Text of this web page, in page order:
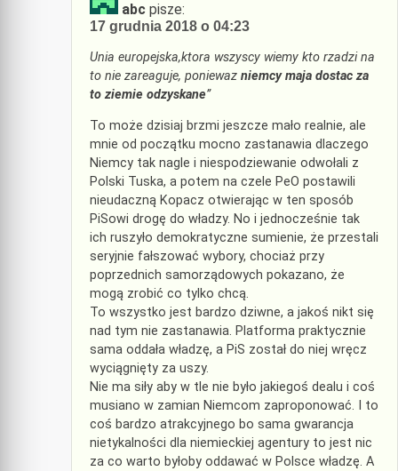
abc pisze:
17 grudnia 2018 o 04:23
Unia europejska,ktora wszyscy wiemy kto rzadzi na
to nie zareaguje, poniewaz niemcy maja dostac za
to ziemie odzyskane”
To może dzisiaj brzmi jeszcze mało realnie, ale
mnie od początku mocno zastanawia dlaczego
Niemcy tak nagle i niespodziewanie odwołali z
Polski Tuska, a potem na czele PeO postawili
nieudaczną Kopacz otwierając w ten sposób
PiSowi drogę do władzy. No i jednocześnie tak
ich ruszyło demokratyczne sumienie, że przestali
seryjnie fałszować wybory, chociaż przy
poprzednich samorządowych pokazano, że
mogą zrobić co tylko chcą.
To wszystko jest bardzo dziwne, a jakoś nikt się
nad tym nie zastanawia. Platforma praktycznie
sama oddała władzę, a PiS został do niej wręcz
wyciągnięty za uszy.
Nie ma siły aby w tle nie było jakiegoś dealu i coś
musiano w zamian Niemcom zaproponować. I to
coś bardzo atrakcyjnego bo sama gwarancja
nietykalności dla niemieckiej agentury to jest nic
za co warto byłoby oddawać w Polsce władzę. A